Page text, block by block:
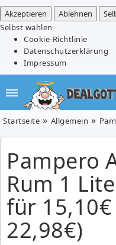
Akzeptieren
Ablehnen
Selbst wählen
Cookie-Richtlinie
Datenschutzerklärung
Impressum
Startseite Allgemein Pampero
Pampero
Rum 1
für
22,98€)